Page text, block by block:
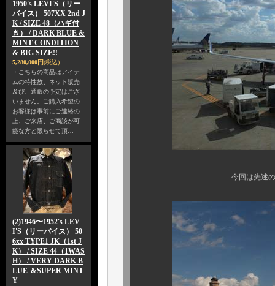
1950's LEVI'S（リー
バイス） 507XX 2nd J
K / SIZE 48（ハギ付
き） / DARK BLUE &
MINT CONDITION
& BIG SIZE!!
5,280,000円(税込)
・こちらの商品はアイテ
ムの特性故、ネット販売
及び、通販の予定はござ
いません。ご購入希望の
お客様は事前にご連絡の
上、ご来店、ご商談が可
能な方と限らせて頂…
(2)1946〜1952's LEV
I'S（リーバイス） 50
6xx TYPE1 JK（1st J
K） / SIZE 44（1WAS
H） / VERY DARK B
LUE ＆SUPER MINT
Y
今回は先述の通り、34日